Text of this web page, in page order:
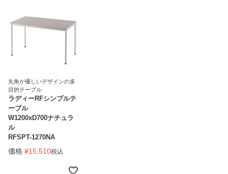
丸角が優しいデザインの多
目的テーブル
ラディーRFシンプルテ
ーブル
W1200xD700ナチュラ
ル
RFSPT-1270NA
価格 ¥15,510税込